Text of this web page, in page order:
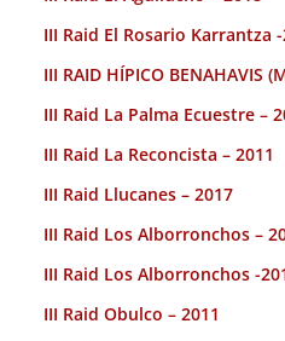
III Raid El Rosario Karrantza -
III RAID HÍPICO BENAHAVIS
III Raid La Palma Ecuestre –
III Raid La Reconcista – 2011
III Raid Llucanes – 2017
III Raid Los Alborronchos –
III Raid Los Alborronchos -
III Raid Obulco – 2011